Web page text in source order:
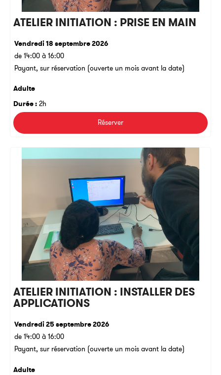
ATELIER INITIATION : PRISE EN MAIN
Vendredi 18 septembre 2026
de 14:00 à 16:00
Payant, sur réservation (ouverte un mois avant la date)
Durée : 2h
Adulte
Réserver
ATELIER INITIATION : INSTALLER DES
APPLICATIONS
Vendredi 25 septembre 2026
de 14:00 à 16:00
Payant, sur réservation (ouverte un mois avant la date)
Adulte